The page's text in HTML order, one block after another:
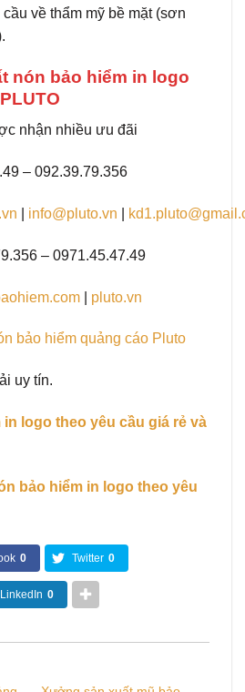
về thẩm mỹ bề mặt (sơn
nón bảo hiểm in logo
nhận nhiều ưu đãi
– 092.39.79.356
info@pluto.vn
– 0971.45.47.49
pluto.vn
bảo hiểm quảng cáo Pluto
uy tín.
in logo theo yêu cầu giá rẻ và
bảo hiểm in logo theo yêu
0 Twitter 0
LinkedIn 0